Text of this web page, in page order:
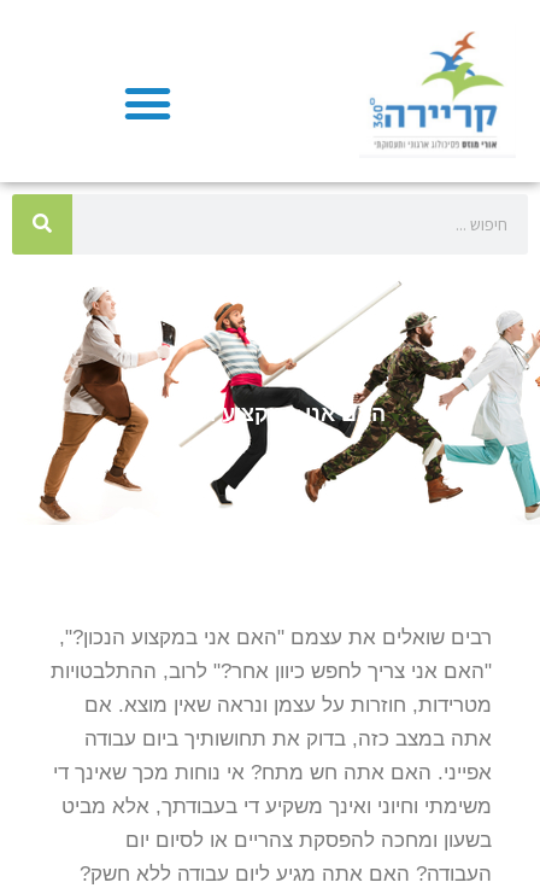
האם אני במקצוע הנכון?
רבים שואלים את עצמם "האם אני במקצוע הנכון?",
"האם אני צריך לחפש כיוון אחר?" לרוב, ההתלבטויות
מטרידות, חוזרות על עצמן ונראה שאין מוצא. אם
אתה במצב כזה, בדוק את תחושותיך ביום עבודה
אפייני. האם אתה חש מתח? אי נוחות מכך שאינך די
משימתי וחיוני ואינך משקיע די בעבודתך, אלא מביט
בשעון ומחכה להפסקת צהריים או לסיום יום
העבודה? האם אתה מגיע ליום עבודה ללא חשק?